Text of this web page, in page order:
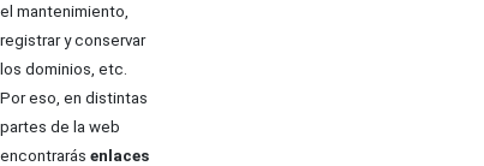
el mantenimiento,
registrar y conservar
los dominios, etc.
Por eso, en distintas
partes de la web
encontrarás enlaces